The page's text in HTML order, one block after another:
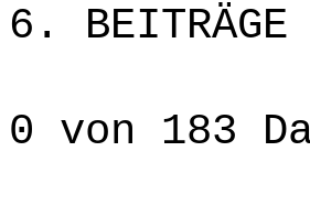
6. BEITRÄGE
0 von 183